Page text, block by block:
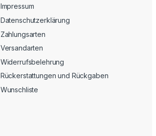
Impressum
Datenschutzerklärung
Zahlungsarten
Versandarten
Widerrufsbelehrung
Rückerstattungen und Rückgaben
Wunschliste